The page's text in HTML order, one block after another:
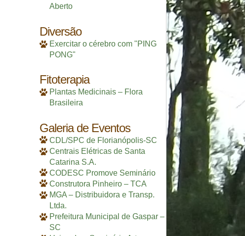
Aberto
Diversão
Exercitar o cérebro com "PING
PONG"
Fitoterapia
Plantas Medicinais – Flora
Brasileira
Galeria de Eventos
CDL/SPC de Florianópolis-SC
Centrais Elétricas de Santa
Catarina S.A.
CODESC Promove Seminário
Construtora Pinheiro – TCA
MGA – Distribuidora e Transp.
Ltda.
Prefeitura Municipal de Gaspar –
SC